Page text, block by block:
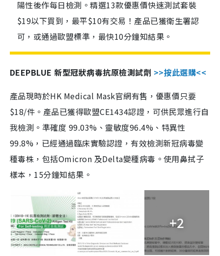
陽性後作每日檢測。精選13款優惠價快速測試套裝
$19以下買到，最平$10有交易！產品已獲衛生署認
可，或通過歐盟標準，最快10分鐘知結果。
DEEPBLUE 新型冠狀病毒抗原檢測試劑 >>按此選購<<
產品現時於HK Medical Mask官網有售，優惠價只要
$18/件。產品已獲得歐盟CE1434認證，可供民眾進行自
我檢測。準確度 99.03%、靈敏度96.4%、特異性
99.8%，已經通過臨床實驗認證，有效檢測新冠病毒變
種毒株，包括Omicron 及Delta變種病毒。使用鼻拭子
樣本，15分鐘知結果。
+2